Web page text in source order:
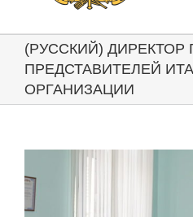
(РУССКИЙ) ДИРЕКТОР
ПРЕДСТАВИТЕЛЕЙ
ОРГАНИЗАЦИИ
Image